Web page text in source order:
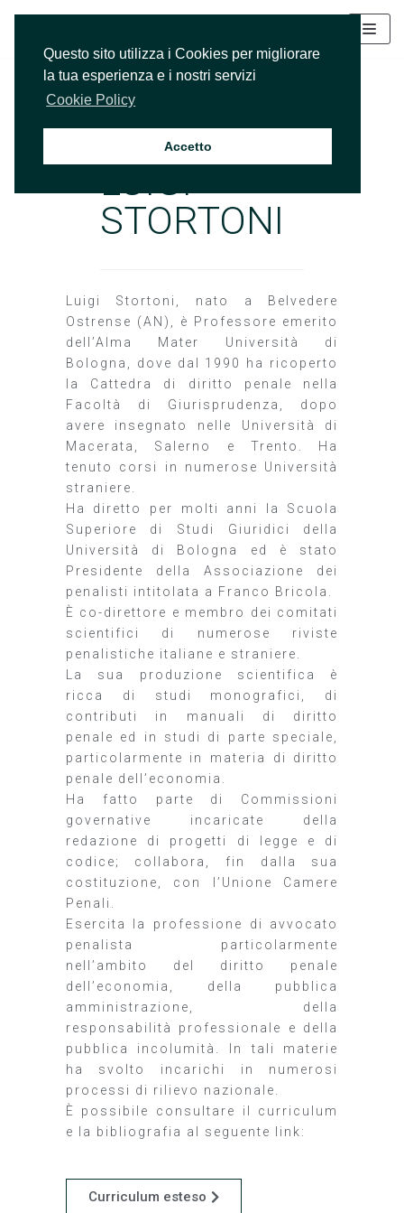
Questo sito utilizza i Cookies per migliorare
la tua esperienza e i nostri servizi
Cookie Policy
Accetto
contenuto
PROF. AVV.
LUIGI
STORTONI
Luigi Stortoni, nato a Belvedere
Ostrense (AN), è Professore emerito
dell’Alma Mater Università di
Bologna, dove dal 1990 ha ricoperto
la Cattedra di diritto penale nella
Facoltà di Giurisprudenza, dopo
avere insegnato nelle Università di
Macerata, Salerno e Trento. Ha
tenuto corsi in numerose Università
straniere.
Ha diretto per molti anni la Scuola
Superiore di Studi Giuridici della
Università di Bologna ed è stato
Presidente della Associazione dei
penalisti intitolata a Franco Bricola.
È co-direttore e membro dei comitati
scientifici di numerose riviste
penalistiche italiane e straniere.
La sua produzione scientifica è
ricca di studi monografici, di
contributi in manuali di diritto
penale ed in studi di parte speciale,
particolarmente in materia di diritto
penale dell’economia.
Ha fatto parte di Commissioni
governative incaricate della
redazione di progetti di legge e di
codice; collabora, fin dalla sua
costituzione, con l’Unione Camere
Penali.
Esercita la professione di avvocato
penalista particolarmente
nell’ambito del diritto penale
dell’economia, della pubblica
amministrazione, della
responsabilità professionale e della
pubblica incolumità. In tali materie
ha svolto incarichi in numerosi
processi di rilievo nazionale.
È possibile consultare il curriculum
e la bibliografia al seguente link:
Curriculum esteso